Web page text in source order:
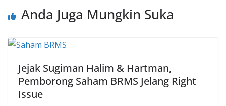
Anda Juga Mungkin Suka
Jejak Sugiman Halim & Hartman,
Pemborong Saham BRMS Jelang Right
Issue